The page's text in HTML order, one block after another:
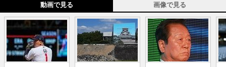
動画で見る 画像で見る